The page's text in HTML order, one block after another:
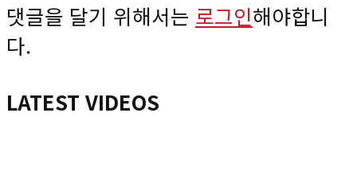
댓글을 달기 위해서는 로그인해야합니
다.
LATEST VIDEOS